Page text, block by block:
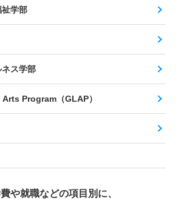
祉学部
ネス学部
Program（GLAP）
や就職などの項目別に、